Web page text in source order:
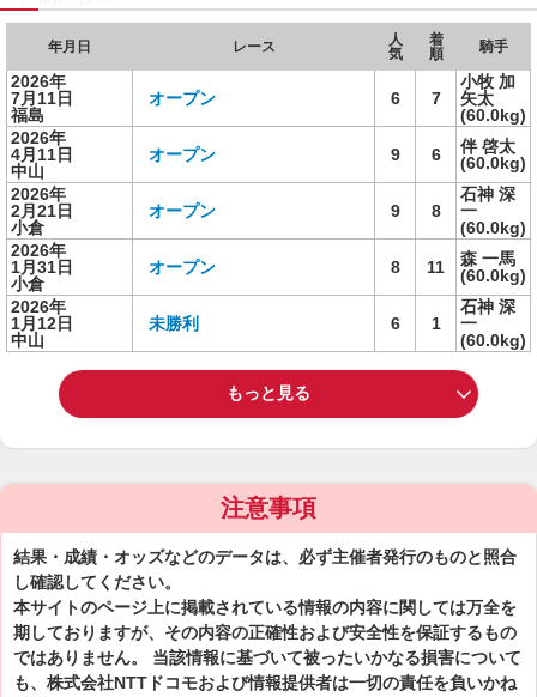
年月日 レース
人
気
着
順
騎手
2026年
7月11日
福島
オープン 6 7
小牧 加
矢太
(60.0kg)
2026年
4月11日
中山
オープン 9 6
伴 啓太
(60.0kg)
2026年
2月21日
小倉
オープン 9 8
石神 深
一
(60.0kg)
2026年
1月31日
小倉
オープン 8 11
森 一馬
(60.0kg)
2026年
1月12日
中山
未勝利 6 1
石神 深
一
(60.0kg)
もっと見る
注意事項
結果・成績・オッズなどのデータは、必ず主催者発行のものと照合
し確認してください。
本サイトのページ上に掲載されている情報の内容に関しては万全を
期しておりますが、その内容の正確性および安全性を保証するもの
ではありません。 当該情報に基づいて被ったいかなる損害について
も、株式会社NTTドコモおよび情報提供者は一切の責任を負いかね